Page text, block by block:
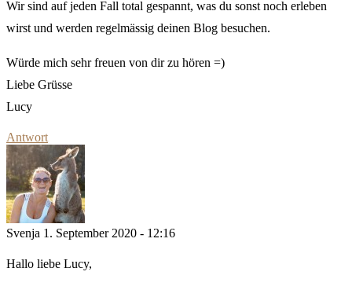
Wir sind auf jeden Fall total gespannt, was du sonst noch erleben
wirst und werden regelmässig deinen Blog besuchen.
Würde mich sehr freuen von dir zu hören =)
Liebe Grüsse
Lucy
Antwort
Svenja 1. September 2020 - 12:16
Hallo liebe Lucy,